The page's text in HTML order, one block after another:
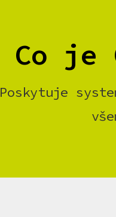
Co je
Poskytuje